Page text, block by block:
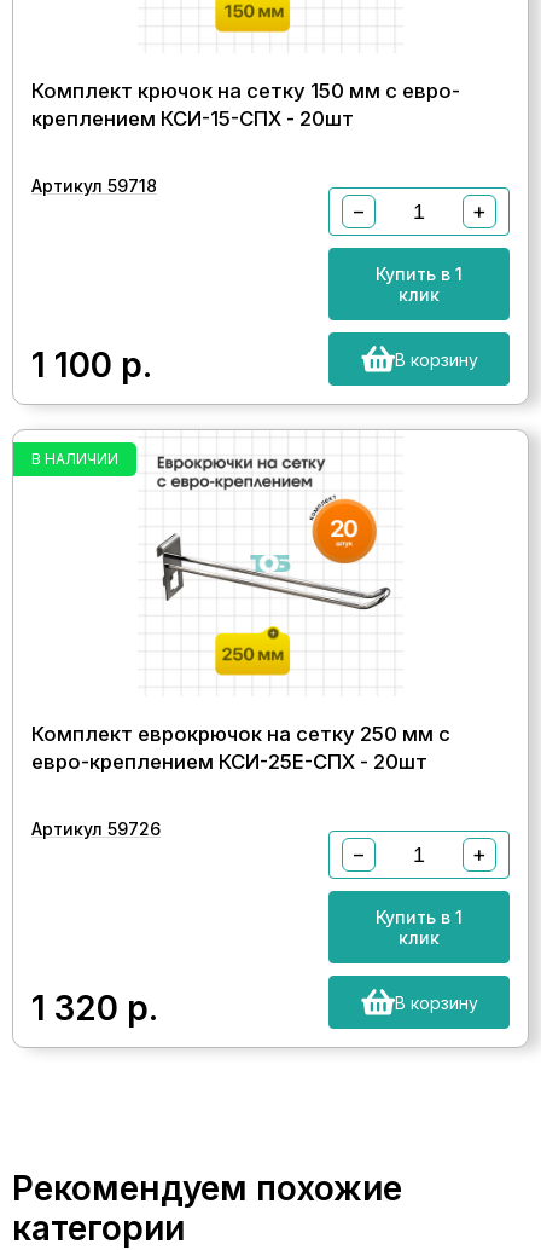
Комплект крючок на сетку 150 мм с евро-
креплением КСИ-15-СПХ - 20шт
Артикул 59718
1 100 р.
− +
Купить в 1
клик
В корзину
В НАЛИЧИИ
Комплект еврокрючок на сетку 250 мм с
евро-креплением КСИ-25E-СПХ - 20шт
Артикул 59726
1 320 р.
− +
Купить в 1
клик
В корзину
Рекомендуем похожие
категории